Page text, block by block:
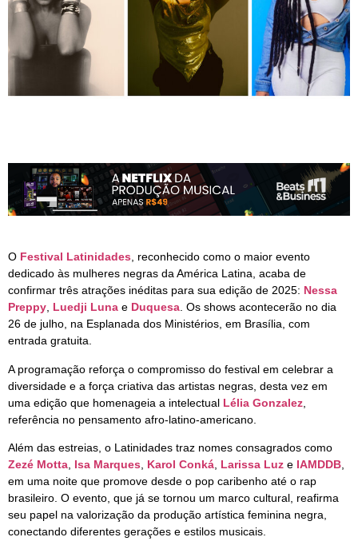
O Festival Latinidades , reconhecido como o maior evento
dedicado às mulheres negras da América Latina, acaba de
confirmar três atrações inéditas para sua edição de 2025: Nessa
Preppy Luedji Luna e Duquesa . Os shows acontecerão no dia
26 de julho, na Esplanada dos Ministérios, em Brasília, com
entrada gratuita.
A programação reforça o compromisso do festival em celebrar a
diversidade e a força criativa das artistas negras, desta vez em
uma edição que homenageia a intelectual Lélia Gonzalez
referência no pensamento afro-latino-americano.
Além das estreias, o Latinidades traz nomes consagrados como
Zezé Motta Isa Marques Karol Conká Larissa Luz e IAMDDB
em uma noite que promove desde o pop caribenho até o rap
brasileiro. O evento, que já se tornou um marco cultural, reafirma
seu papel na valorização da produção artística feminina negra,
conectando diferentes gerações e estilos musicais.